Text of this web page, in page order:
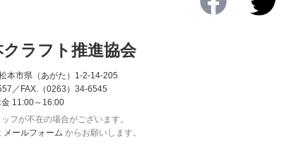
クラフト推進協会
本市県（あがた）1-2-14-205
／FAX.（0263）34-6545
金 11:00～16:00
フが不在の場合がございます。
メールフォーム からお願いします。